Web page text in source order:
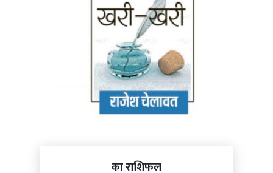
का राशिफल